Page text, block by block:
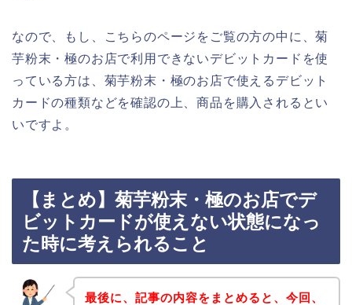
なので、もし、こちらのページをご覧の方の中に、菊
芋粉末・極のお店で利用できないデビットカードを使
っている方は、菊芋粉末・極のお店で使えるデビット
カードの種類などを確認の上、商品を購入されるとい
いですよ。
【まとめ】菊芋粉末・極のお店でデ
ビットカードが使えない状態になっ
た時に考えられること
最後に、記事の内容をまとめると、今回、